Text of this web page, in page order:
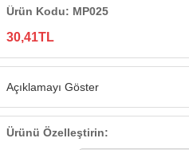
Ürün Kodu: MP025
30,41TL
Açıklamayı Göster
Ürünü Özelleştirin: